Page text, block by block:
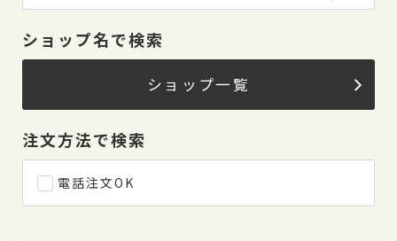
ショップ名で検索
ショップ一覧
注文方法で検索
電話注文OK